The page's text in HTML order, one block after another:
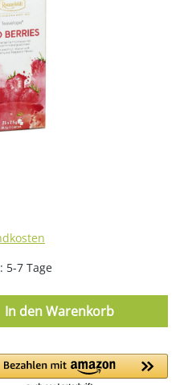
5-7 Tage
den gewünschten
In den Warenkorb